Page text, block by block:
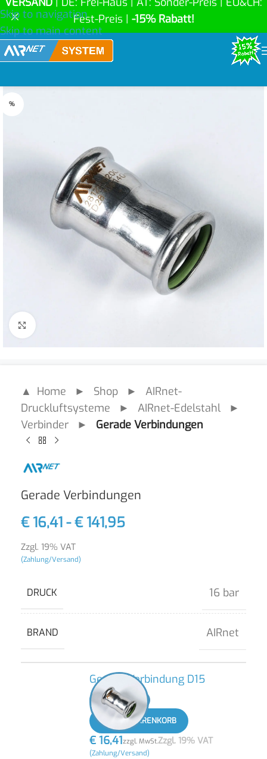
Skip to navigation
Skip to main content
Fest-Preis | -15% Rabatt!
%
Click to enlarge
▲ Home ► Shop ► AIRnet-
Druckluftsysteme ► AIRnet-Edelstahl ►
Verbinder ► Gerade Verbindungen
Gerade Verbindungen
€16,41-€141,95
Zzgl. 19% VAT
(Zahlung/Versand)
DRUCK 16 bar
BRAND AIRnet
Gerade Verbindung D15
+
IN DEN WARENKORB
€ 16,41zzgl. MwSt.Zzgl. 19% VAT
(Zahlung/Versand)